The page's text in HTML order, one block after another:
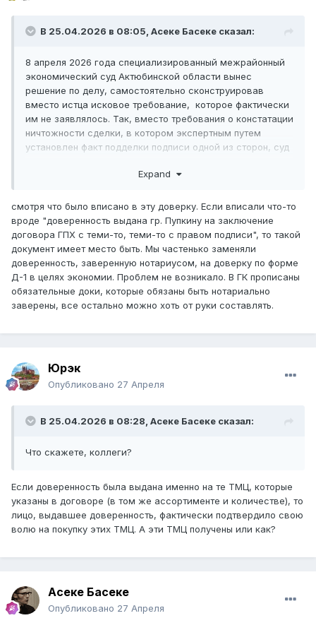
В 25.04.2026 в 08:05, Асеке Басеке сказал:
8 апреля 2026 года специализированный межрайонный
экономический суд Актюбинской области вынес
решение по делу, самостоятельно сконструировав
вместо истца исковое требование, которое фактически
им не заявлялось. Так, вместо требования о констатации
ничтожности сделки, в котором экспертным путем
установлен факт подделки подписи одной из сторон, суд
придуманного искового требования о признании
считает законным и обоснованной заключение сделки на
основании доверенности формы Д-1 на получение ТМЗ.
Как Вам такое?
доверенность Д-1
Expand
смотря что было вписано в эту доверку. Если вписали что-то
вроде "доверенность выдана гр. Пупкину на заключение
договора ГПХ с теми-то, теми-то с правом подписи", то такой
документ имеет место быть. Мы частенько заменяли
доверенность, заверенную нотариусом, на доверку по форме
Д-1 в целях экономии. Проблем не возникало. В ГК прописаны
обязательные доки, которые обязаны быть нотариально
заверены, все остально можно хоть от руки составлять.
Юрэк
Опубликовано 27 Апреля
В 25.04.2026 в 08:28, Асеке Басеке сказал:
Что скажете, коллеги?
Если доверенность была выдана именно на те ТМЦ, которые
указаны в договоре (в том же ассортименте и количестве), то
лицо, выдавшее доверенность, фактически подтвердило свою
волю на покупку этих ТМЦ. А эти ТМЦ получены или как?
Асеке Басеке
Опубликовано 27 Апреля